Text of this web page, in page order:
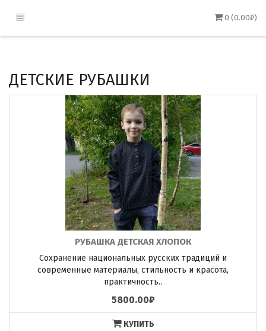
0 (0.00₽)
ДЕТСКИЕ РУБАШКИ
РУБАШКА ДЕТСКАЯ ХЛОПОК
Сохранение национальных русских традиций и
современные материалы, стильность и красота,
практичность..
5800.00₽
КУПИТЬ